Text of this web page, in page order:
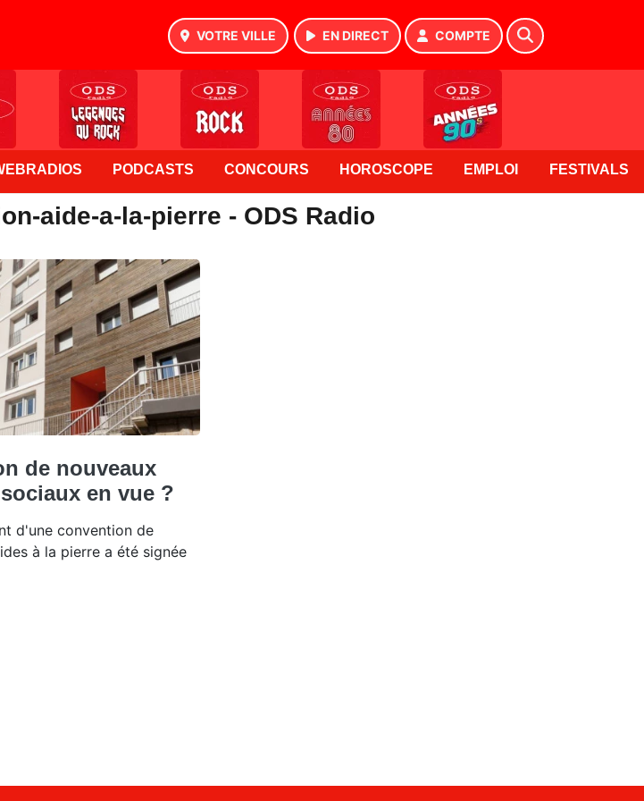
VOTRE VILLE EN DIRECT COMPTE
PODCASTS CONCOURS HOROSCOPE EMPLOI FESTIVALS
aide-a-la-pierre - ODS Radio
de nouveaux
en vue ?
d'une convention de
à la pierre a été signée